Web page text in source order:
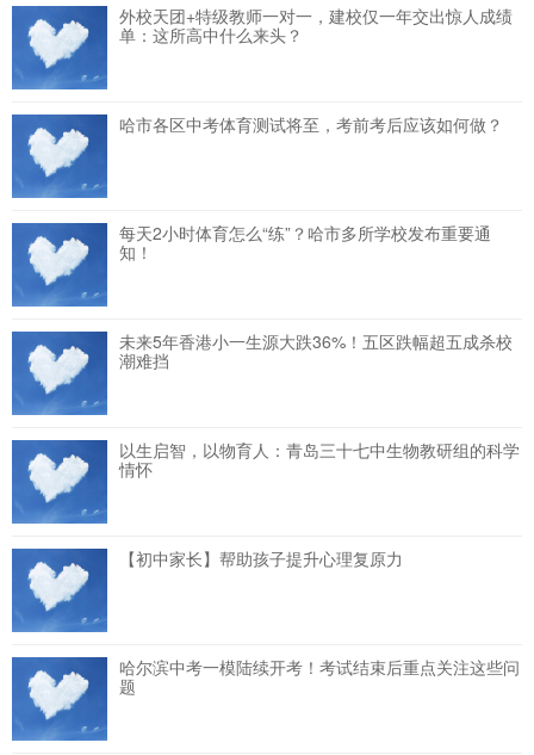
外校天团+特级教师一对一，建校仅一年交出惊人成绩
单：这所高中什么来头？
哈市各区中考体育测试将至，考前考后应该如何做？
每天2小时体育怎么“练”？哈市多所学校发布重要通
知！
未来5年香港小一生源大跌36%！五区跌幅超五成杀校
潮难挡
以生启智，以物育人：青岛三十七中生物教研组的科学
情怀
【初中家长】帮助孩子提升心理复原力
哈尔滨中考一模陆续开考！考试结束后重点关注这些问
题